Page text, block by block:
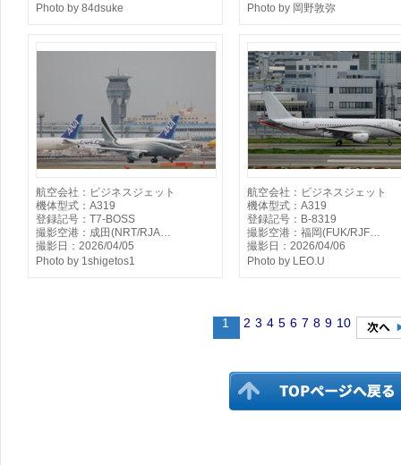
Photo by 84dsuke
Photo by 岡野敦弥
航空会社：ビジネスジェット
機体型式：A319
登録記号：T7-BOSS
撮影空港：成田(NRT/RJA…
撮影日：2026/04/05
Photo by 1shigetos1
航空会社：ビジネスジェット
機体型式：A319
登録記号：B-8319
撮影空港：福岡(FUK/RJF…
撮影日：2026/04/06
Photo by LEO.U
1 2 3 4 5 6 7 8 9 10